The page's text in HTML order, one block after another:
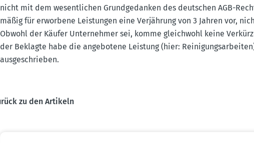
nicht mit dem wesent­lichen Grund­ge­danken des deutschen AGB-
mäßig für erworbene Leistungen eine Verjährung von 3 Jahren vor,
Obwohl der Käufer Unter­nehmer sei, komme gleichwohl keine
der Beklagte habe die angebotene Leistung (hier:
ausge­schrieben.
zu den Artikeln